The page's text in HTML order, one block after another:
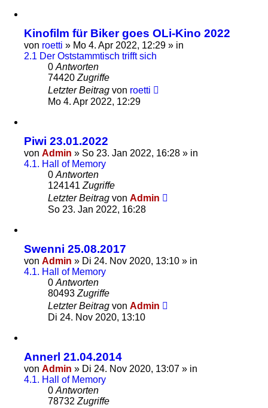
Kinofilm für Biker goes OLi-Kino 2022
von roetti » Mo 4. Apr 2022, 12:29 » in
2.1 Der Oststammtisch trifft sich
0Antworten
74420Zugriffe
Letzter Beitrag von roetti
Mo 4. Apr 2022, 12:29
Piwi 23.01.2022
von Admin » So 23. Jan 2022, 16:28 » in
4.1. Hall of Memory
0Antworten
124141Zugriffe
Letzter Beitrag von Admin
So 23. Jan 2022, 16:28
Swenni 25.08.2017
von Admin » Di 24. Nov 2020, 13:10 » in
4.1. Hall of Memory
0Antworten
80493Zugriffe
Letzter Beitrag von Admin
Di 24. Nov 2020, 13:10
Annerl 21.04.2014
von Admin » Di 24. Nov 2020, 13:07 » in
4.1. Hall of Memory
0Antworten
78732Zugriffe